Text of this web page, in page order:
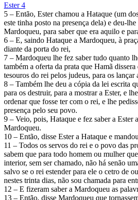
Ester 4
5 – Então, Ester chamou a Hataque (um
este tinha posto na presença dela) e deu-
Mardoqueu, para saber que era aquilo e
6 – E, saindo Hataque a Mardoqueu, à
diante da porta do rei,
7 – Mardoqueu lhe fez saber tudo quanto
também a oferta da prata que Hamã dissera
tesouros do rei pelos judeus, para os lançar
8 – Também lhe deu a cópia da lei escrita
para os destruir, para a mostrar a Ester, e
ordenar que fosse ter com o rei, e lhe
presença pelo seu povo.
9 – Veio, pois, Hataque e fez saber a Ester
Mardoqueu.
10 – Então, disse Ester a Hataque e
11 – Todos os servos do rei e o povo das
sabem que para todo homem ou mulher
interior, sem ser chamado, não há senão
salvo se o rei estender para ele o cetro de
nestes trinta dias, não sou chamada para
12 – E fizeram saber a Mardoqueu as
13 – Então, disse Mardoqueu que